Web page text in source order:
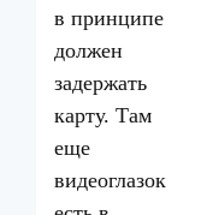
в принципе
должен
задержать
карту. Там
еще
видеоглазок